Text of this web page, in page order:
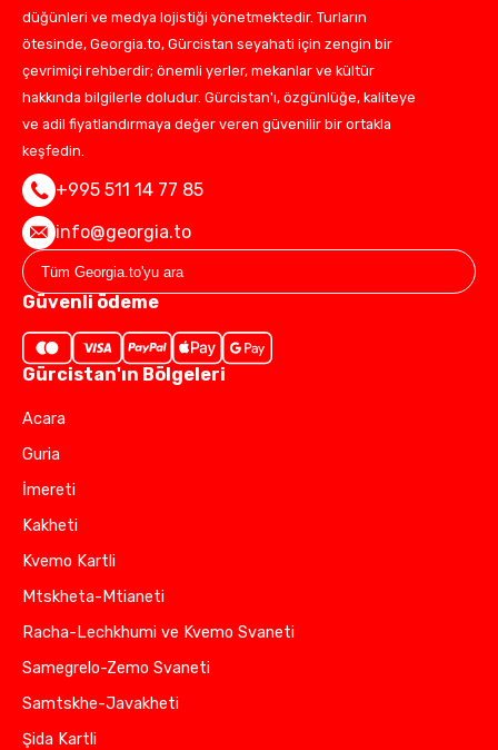
düğünleri ve medya lojistiği yönetmektedir. Turların
ötesinde, Georgia.to, Gürcistan seyahati için zengin bir
çevrimiçi rehberdir; önemli yerler, mekanlar ve kültür
hakkında bilgilerle doludur. Gürcistan'ı, özgünlüğe, kaliteye
ve adil fiyatlandırmaya değer veren güvenilir bir ortakla
keşfedin.
+995 511 14 77 85
info@georgia.to
Güvenli ödeme
Gürcistan'ın Bölgeleri
Acara
Guria
İmereti
Kakheti
Kvemo Kartli
Mtskheta-Mtianeti
Racha-Lechkhumi ve Kvemo Svaneti
Samegrelo-Zemo Svaneti
Samtskhe-Javakheti
Şida Kartli